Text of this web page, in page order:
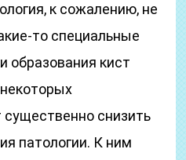
к сожалению, не
то специальные
образования кист
снизить
патологии. К ним